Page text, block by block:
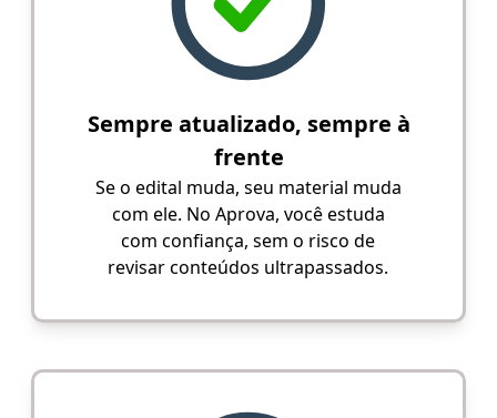
Sempre atualizado, sempre à
frente
Se o edital muda, seu material muda
com ele. No Aprova, você estuda
com confiança, sem o risco de
revisar conteúdos ultrapassados.